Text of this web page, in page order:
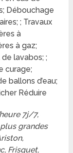
Débouchage
; Travaux
à
à gaz;
lavabos; ;
curage;
ballons d’eau;
Réduire
7j/7,
grandes
Frisquet,